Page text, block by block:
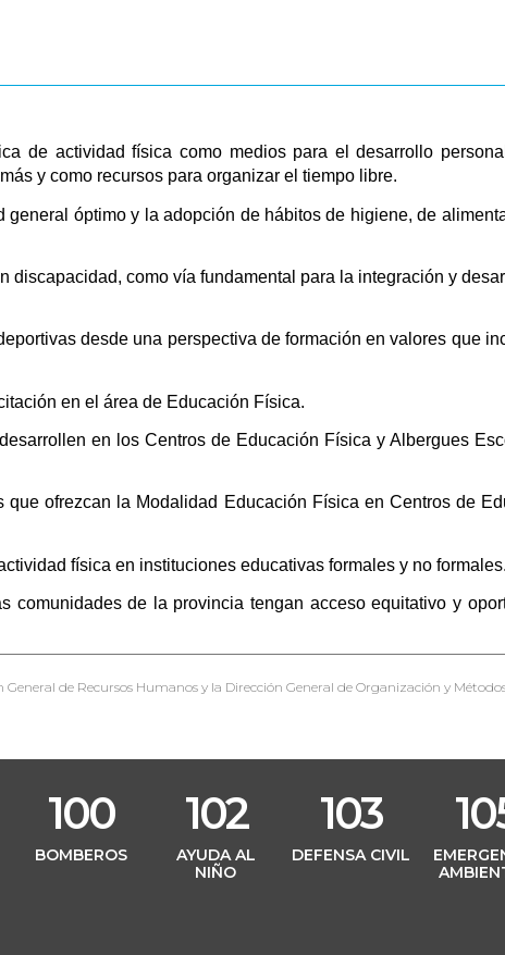
de actividad física como medios para el desarrollo
y como recursos para organizar el tiempo libre.
óptimo y la adopción de hábitos de higiene, de
como vía fundamental para la integración y
desde una perspectiva de formación en valores que
en el área de Educación Física.
en los Centros de Educación Física y Albergues
ofrezcan la Modalidad Educación Física en Centros de
física en instituciones educativas formales y no formales.
comunidades de la provincia tengan acceso equitativo y
de Recursos Humanos y la Dirección General de Organización y
100
BOMBEROS
102
AYUDA AL
NIÑO
103
DEFENSA CIVIL